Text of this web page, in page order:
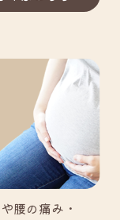
腰の痛み・